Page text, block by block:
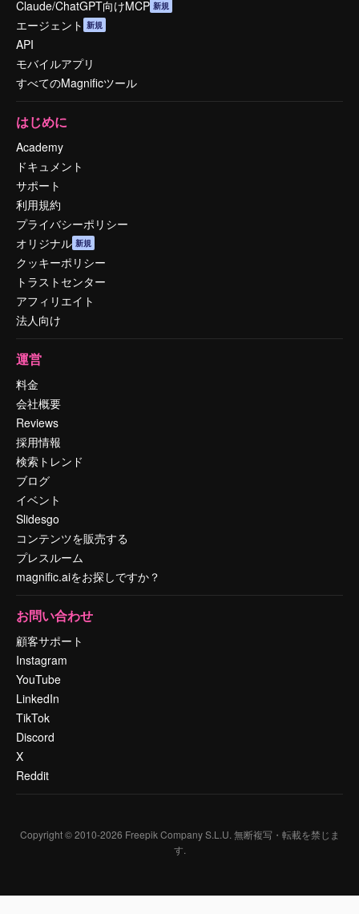
Claude/ChatGPT向けMCP 新規
エージェント 新規
API
モバイルアプリ
すべてのMagnificツール
はじめに
Academy
ドキュメント
サポート
利用規約
プライバシーポリシー
オリジナル 新規
クッキーポリシー
トラストセンター
アフィリエイト
法人向け
運営
料金
会社概要
Reviews
採用情報
検索トレンド
ブログ
イベント
Slidesgo
コンテンツを販売する
プレスルーム
magnific.aiをお探しですか？
お問い合わせ
顧客サポート
Instagram
YouTube
LinkedIn
TikTok
Discord
X
Reddit
Copyright © 2010-2026 Freepik Company S.L.U. 無断複写・転載を禁じま
す.